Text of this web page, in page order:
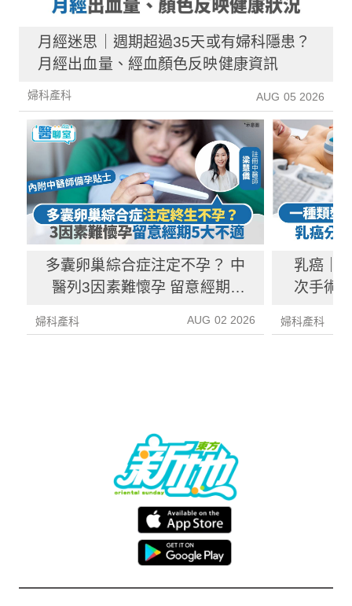
月經迷思｜週期超過35天或有婦科隱患？
月經出血量、經血顏色反映健康資訊
婦科產科 AUG 05 2026
多囊卵巢綜合症注定不孕？ 中
醫列3因素難懷孕 留意經期5
婦科產科 AUG 02 2026
乳癌｜
次手術
婦科產科